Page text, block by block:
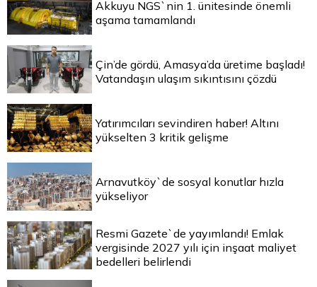
Akkuyu NGS`nin 1. ünitesinde önemli
aşama tamamlandı
Çin’de gördü, Amasya’da üretime başladı!
Vatandaşın ulaşım sıkıntısını çözdü
Yatırımcıları sevindiren haber! Altını
yükselten 3 kritik gelişme
Arnavutköy`de sosyal konutlar hızla
yükseliyor
Resmi Gazete`de yayımlandı! Emlak
vergisinde 2027 yılı için inşaat maliyet
bedelleri belirlendi